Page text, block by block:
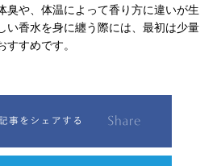
臭や、体温によって香り方に違いが生
い香水を身に纏う際には、最初は少量
すすめです。